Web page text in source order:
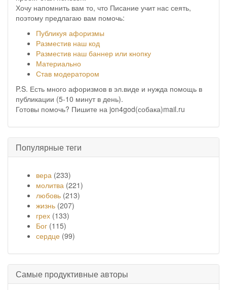
Хочу напомнить вам то, что Писание учит нас сеять,
поэтому предлагаю вам помочь:
Публикуя афоризмы
Разместив наш код
Разместив наш баннер или кнопку
Материально
Став модератором
P.S. Есть много афоризмов в эл.виде и нужда помощь в
публикации (5-10 минут в день).
Готовы помочь? Пишите на jon4god(собака)mail.ru
Популярные теги
вера (233)
молитва (221)
любовь (213)
жизнь (207)
грех (133)
Бог (115)
сердце (99)
Самые продуктивные авторы